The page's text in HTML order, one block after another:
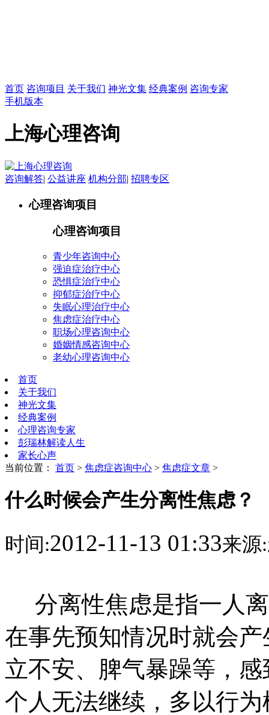
首页 咨询项目 关于我们 神光文集 经典案例 咨询专家
手机版本
上海心理咨询
咨询解答| 公益讲座 机构分部| 招聘专区
心理咨询项目
心理咨询项目
青少年咨询中心
强迫症治疗中心
恐惧症治疗中心
抑郁症治疗中心
失眠心理治疗中心
焦虑症治疗中心
职场心理咨询中心
婚姻情感咨询中心
老幼心理咨询中心
首页
关于我们
神光文集
经典案例
心理咨询专家
彭瑞林解读人生
家长心声
当前位置： 首页 > 焦虑症咨询中心 > 焦虑症文章 >
什么时候会产生分离性焦虑？
时间:2012-11-13 01:33来源:
分离性焦虑是指一人
在事先预知情况时就会
立不安、脾气暴躁等，
个人无法继续，多以行